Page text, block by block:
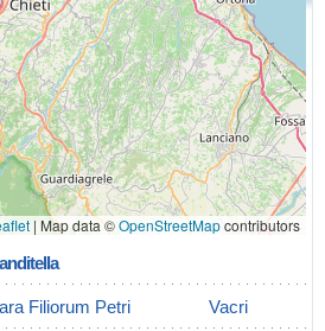
| Map data ©OpenStreetMapcontributors
Filiorum Petri Vacri